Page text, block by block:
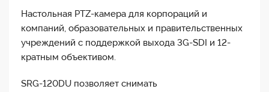
Настольная PTZ-камера для корпораций и
компаний, образовательных и правительственных
учреждений с поддержкой выхода 3G-SDI и 12-
кратным объективом.
SRG-120DU позволяет снимать